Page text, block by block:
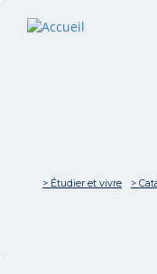
> Étudier et vivre >